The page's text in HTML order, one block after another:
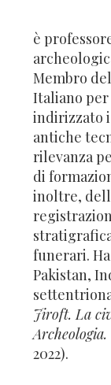
è
Membro
Italiano per
indirizzato
antiche
rilevanza
di
inoltre,
funerari.
Pakistan,
Jiroft. La
2022).